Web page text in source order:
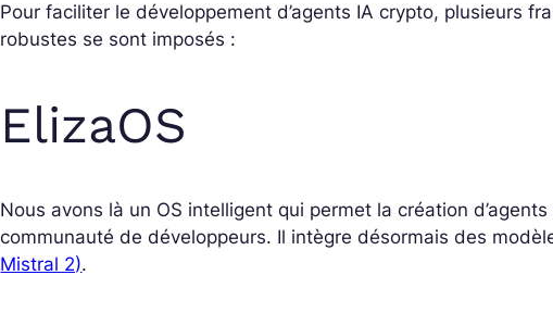
Pour faciliter le développement d’agents IA crypto, plusieurs
robustes se sont imposés :
ElizaOS
Nous avons là un OS intelligent qui permet la création
communauté de développeurs. Il intègre désormais des
Mistral 2).